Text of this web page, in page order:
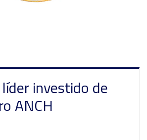
investido de
ANCH